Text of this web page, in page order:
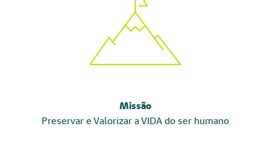
Missão
Preservar e Valorizar a VIDA do ser humano